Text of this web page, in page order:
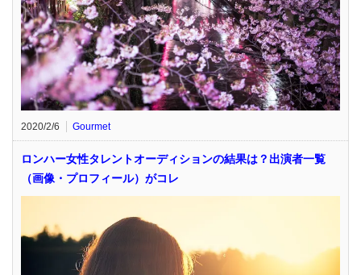
2020/2/6 Gourmet
ロンハー女性タレントオーディションの結果は？出演者一覧
（画像・プロフィール）がコレ